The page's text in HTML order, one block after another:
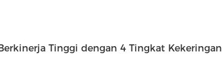
Tinggi dengan 4 Tingkat Kekeringan